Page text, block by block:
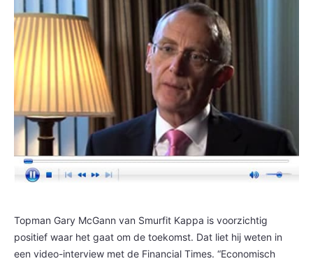
Topman Gary McGann van Smurfit Kappa is voorzichtig
positief waar het gaat om de toekomst. Dat liet hij weten in
een video-interview met de Financial Times. “Economisch